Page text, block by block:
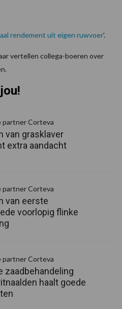
rendement uit eigen ruwvoer’.
vertellen collega-boeren over
partner Corteva
van grasklaver
extra aandacht
partner Corteva
van eerste
voorlopig flinke
partner Corteva
zaadbehandeling
haalt goede